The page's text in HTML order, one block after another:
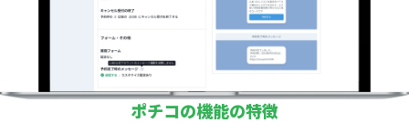
ポチコの機能の特徴